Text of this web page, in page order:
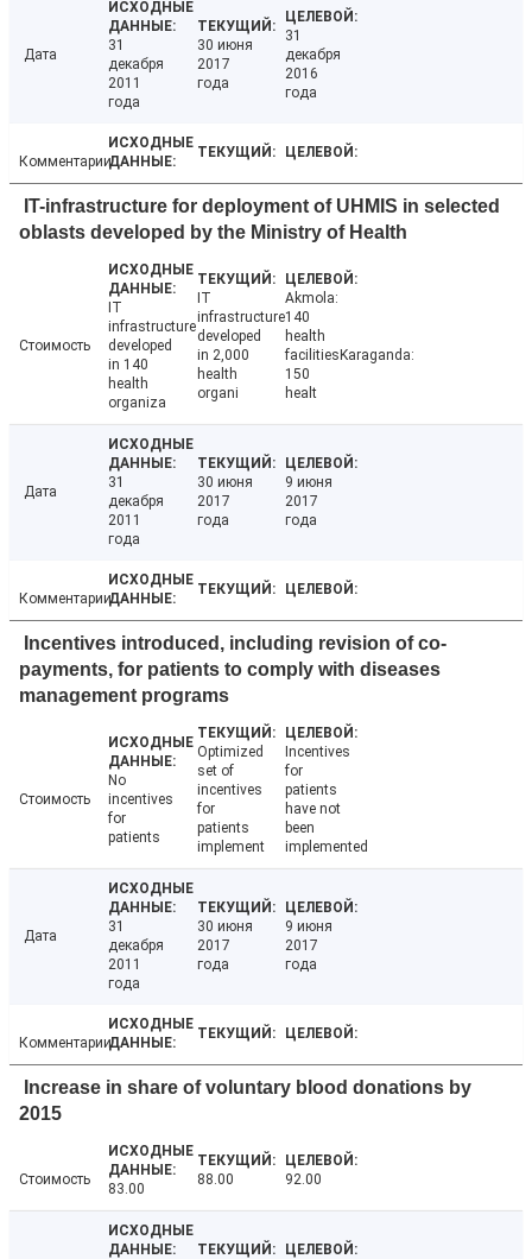
Дата
31
декабря
2011
года
30 июня
2017
года
31
декабря
2016
года
Комментарии
IT-infrastructure for deployment of UHMIS in selected
oblasts developed by the Ministry of Health
Стоимость
IT
infrastructure
developed
in 140
health
organiza
IT
infrastructure
developed
in 2,000
health
organi
Akmola:
140
health
facilitiesKaraganda:
150
healt
Дата
31
декабря
2011
года
30 июня
2017
года
9 июня
2017
года
Комментарии
Incentives introduced, including revision of co-
payments, for patients to comply with diseases
management programs
Стоимость
No
incentives
for
patients
Optimized
set of
incentives
for
patients
implement
Incentives
for
patients
have not
been
implemented
Дата
31
декабря
2011
года
30 июня
2017
года
9 июня
2017
года
Комментарии
Increase in share of voluntary blood donations by
2015
Стоимость
83.00
88.00 92.00